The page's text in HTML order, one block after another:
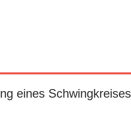
eines Schwingkreises